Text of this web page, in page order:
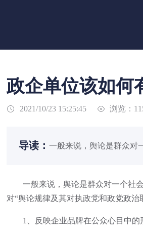
政企单位该如何
 2021/10/23 15:25:45  浏览：
导读：一般来说，舆论是群众对
一般来说，舆论是群众对一个社会
对“舆论规律及其对执政党和政党政治
1、反映企业品牌在公众心目中的